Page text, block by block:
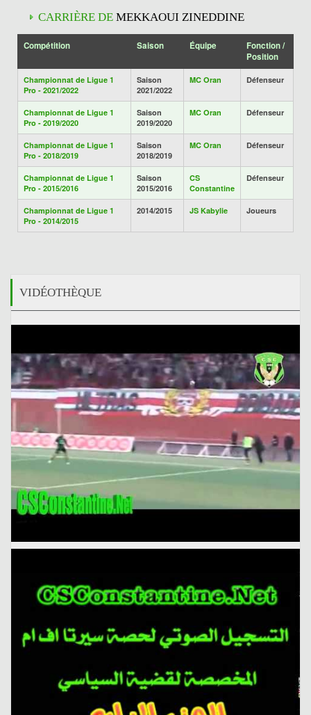
CARRIÈRE DE MEKKAOUI ZINEDDINE
Compétition Saison Équipe
Fonction /
Position
Championnat de Ligue 1
Pro - 2021/2022
Saison
2021/2022
MC Oran Défenseur
Championnat de Ligue 1
Pro - 2019/2020
Saison
2019/2020
MC Oran Défenseur
Championnat de Ligue 1
Pro - 2018/2019
Saison
2018/2019
MC Oran Défenseur
Championnat de Ligue 1
Pro - 2015/2016
Saison
2015/2016
CS
Constantine
Défenseur
Championnat de Ligue 1
Pro - 2014/2015
2014/2015 JS Kabylie Joueurs
VIDÉOTHÈQUE